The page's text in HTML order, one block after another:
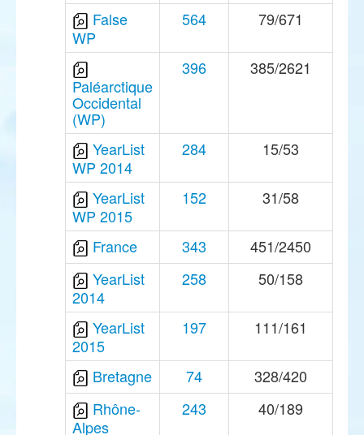
False
WP
564 79/671
Paléarctique
Occidental
(WP)
396 385/2621
YearList
WP 2014
284 15/53
YearList
WP 2015
152 31/58
France 343
451/2450
YearList
2014
258 50/158
YearList
2015
197 111/161
Bretagne 74
328/420
Rhône-
Alpes
243 40/189